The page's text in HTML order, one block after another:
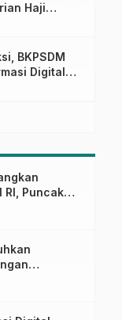
Haji
BKPSDM
Digital
RI, Puncak